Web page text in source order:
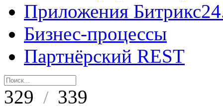
Приложения
Бизнес-процессы
Партнёрский REST
329 / 339